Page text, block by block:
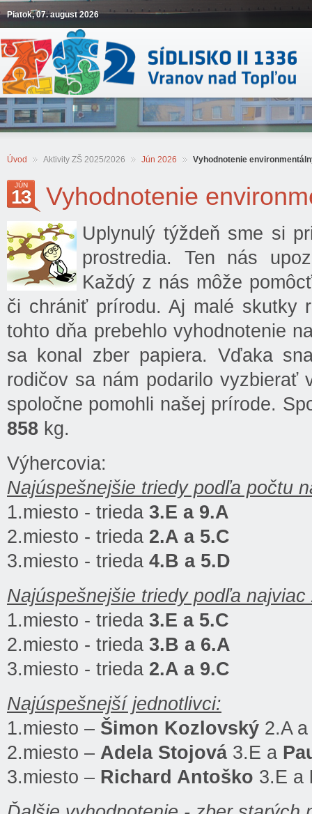
Piatok, 07. august 2026
Úvod Aktivity ZŠ 2025/2026 Jún 2026 Vyhodnotenie
JÚN
13 Vyhodnotenie
Uplynulý týždeň sme si
prostredia. Ten nás
Každý z nás môže
či chrániť prírodu. Aj malé skutky
tohto dňa prebehlo vyhodnotenie
sa konal zber papiera. Vďaka
rodičov sa nám podarilo vyzbierať
spoločne pomohli našej prírode.
858 kg.
Výhercovia:
Najúspešnejšie triedy podľa počtu
1.miesto - trieda 3.E a 9.A
2.miesto - trieda 2.A a 5.C
3.miesto - trieda 4.B a 5.D
Najúspešnejšie triedy podľa
1.miesto - trieda 3.E a 5.C
2.miesto - trieda 3.B a 6.A
3.miesto - trieda 2.A a 9.C
Najúspešnejší jednotlivci:
1.miesto – Šimon Kozlovský 2.A
2.miesto – Adela Stojová 3.E a
3.miesto – Richard Antoško 3.E a